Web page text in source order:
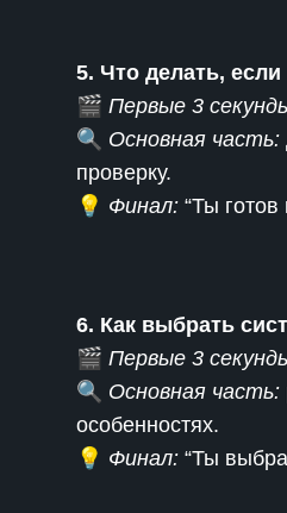
5. Что делать,
🎬 Первые 3
🔍 Основная часть:
проверку.
💡 Финал: “Ты готов
6. Как выбрать
🎬 Первые 3
🔍 Основная часть:
особенностях.
💡 Финал: “Ты